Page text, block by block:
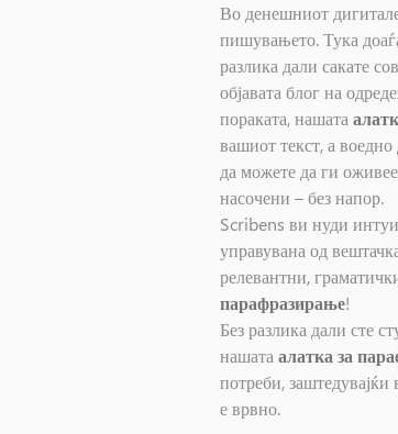
Во денешниот
пишувањето. Тука
разлика дали сакате
објавата блог на
пораката, нашата
вашиот текст, а
да можете да ги
насочени – без напор.
Scribens ви нуди
управувана од
релевантни,
парафразирање!
Без разлика дали сте
нашата алатка за
потреби,
е врвно.